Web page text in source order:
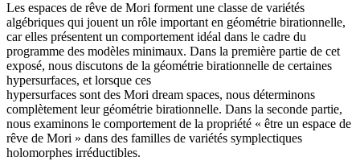
Les espaces de rêve de Mori forment une classe de variétés
algébriques qui jouent un rôle important en géométrie birationnelle,
car elles présentent un comportement idéal dans le cadre du
programme des modèles minimaux. Dans la première partie de cet
exposé, nous discutons de la géométrie birationnelle de certaines
hypersurfaces, et lorsque ces
hypersurfaces sont des Mori dream spaces, nous déterminons
complètement leur géométrie birationnelle. Dans la seconde partie,
nous examinons le comportement de la propriété « être un espace de
rêve de Mori » dans des familles de variétés symplectiques
holomorphes irréductibles.